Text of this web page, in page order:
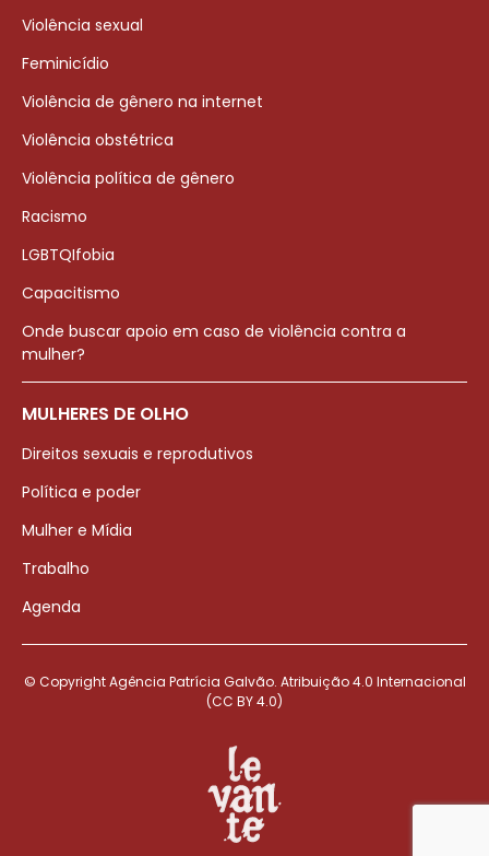
Violência sexual
Feminicídio
Violência de gênero na internet
Violência obstétrica
Violência política de gênero
Racismo
LGBTQIfobia
Capacitismo
Onde buscar apoio em caso de violência contra a
mulher?
MULHERES DE OLHO
Direitos sexuais e reprodutivos
Política e poder
Mulher e Mídia
Trabalho
Agenda
© Copyright Agência Patrícia Galvão. Atribuição 4.0 Internacional
(CC BY 4.0)